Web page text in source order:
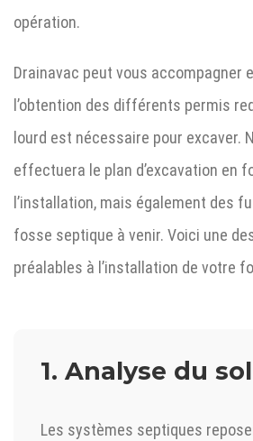
opération.
Drainavac peut vous accompagner
l’obtention des différents permis
lourd est nécessaire pour excaver.
effectuera le plan d’excavation en
l’installation, mais également des
fosse septique à venir. Voici une
préalables à l’installation de votre
1. Analyse du sol
Les systèmes septiques